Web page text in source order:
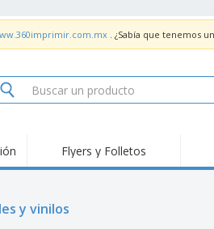
. ¿Sabía que tenemos
Sellos
Flyers y Folletos
y vinilos